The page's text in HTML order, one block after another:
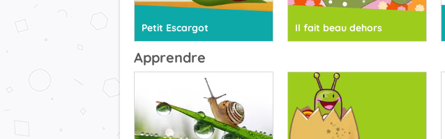
Petit Escargot Il fait beau dehors
Apprendre